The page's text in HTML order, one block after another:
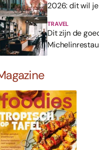
2026: dit wil
TRAVEL
Dit zijn de